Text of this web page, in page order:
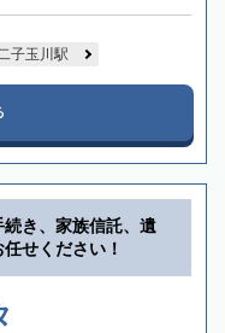
子玉川駅
続き、家族信託、遺
せください！